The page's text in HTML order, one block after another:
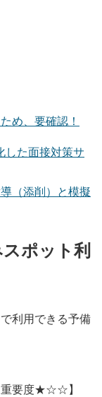
め、要確認！
した面接対策サ
（添削）と模擬
スポット利
利用できる予備
要度★☆☆】